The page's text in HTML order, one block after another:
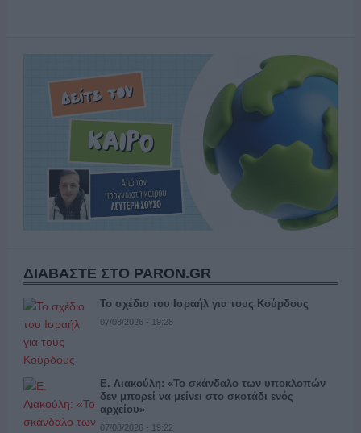
ΔΙΑΒΑΣΤΕ ΣΤΟ PARON.GR
Το σχέδιο του Ισραήλ για τους Κούρδους
07/08/2026 - 19:28
Ε. Λιακούλη: «Το σκάνδαλο των υποκλοπών
δεν μπορεί να μείνει στο σκοτάδι ενός
αρχείου»
07/08/2026 - 19:22